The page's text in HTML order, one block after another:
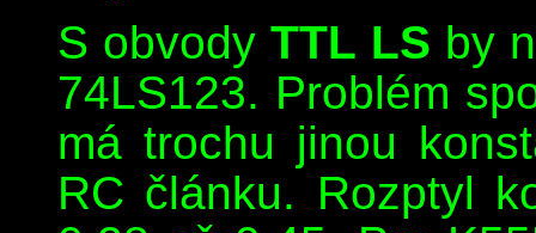
S obvodyTTL LS by
74LS123. Problém
má trochu jinou
RC článku. Rozptyl